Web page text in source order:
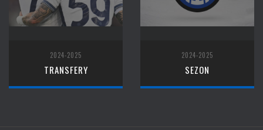
2024-2025
TRANSFERY
2024-2025
SEZON